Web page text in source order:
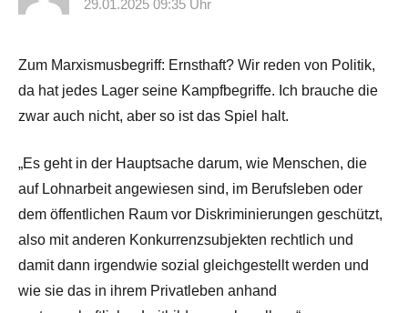
29.01.2025 09:35 Uhr
Zum Marxismusbegriff: Ernsthaft? Wir reden von Politik,
da hat jedes Lager seine Kampfbegriffe. Ich brauche die
zwar auch nicht, aber so ist das Spiel halt.
„Es geht in der Hauptsache darum, wie Menschen, die
auf Lohnarbeit angewiesen sind, im Berufsleben oder
dem öffentlichen Raum vor Diskriminierungen geschützt,
also mit anderen Konkurrenzsubjekten rechtlich und
damit dann irgendwie sozial gleichgestellt werden und
wie sie das in ihrem Privatleben anhand